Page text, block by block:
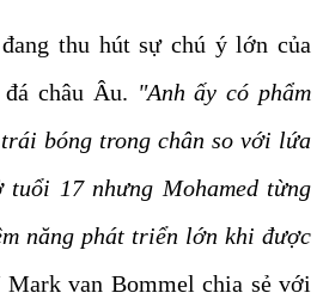
thu hút sự chú ý lớn của
châu Âu. "Anh ấy có phẩm
bóng trong chân so với lứa
17 nhưng Mohamed từng
năng phát triển lớn khi được
Mark van Bommel chia sẻ với